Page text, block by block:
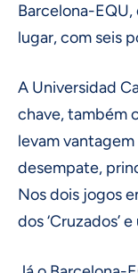
Barcelona-EQU,
lugar, com seis
A Universidad
chave, também
levam
desempate,
Nos dois jogos
dos ‘Cruzados’